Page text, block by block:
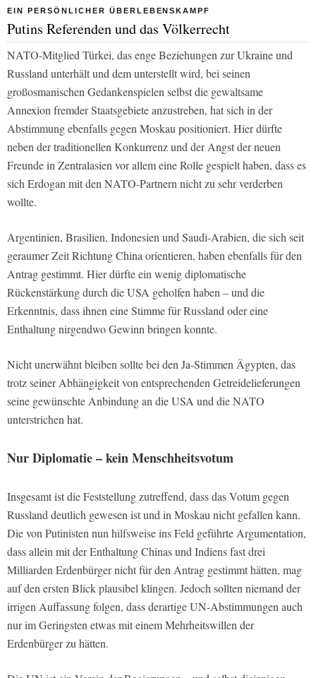
EIN PERSÖNLICHER ÜBERLEBENSKAMPF
Putins Referenden und das Völkerrecht
NATO-Mitglied Türkei, das enge Beziehungen zur Ukraine und
Russland unterhält und dem unterstellt wird, bei seinen
großosmanischen Gedankenspielen selbst die gewaltsame
Annexion fremder Staatsgebiete anzustreben, hat sich in der
Abstimmung ebenfalls gegen Moskau positioniert. Hier dürfte
neben der traditionellen Konkurrenz und der Angst der neuen
Freunde in Zentralasien vor allem eine Rolle gespielt haben, dass es
sich Erdogan mit den NATO-Partnern nicht zu sehr verderben
wollte.
Argentinien, Brasilien, Indonesien und Saudi-Arabien, die sich seit
geraumer Zeit Richtung China orientieren, haben ebenfalls für den
Antrag gestimmt. Hier dürfte ein wenig diplomatische
Rückenstärkung durch die USA geholfen haben – und die
Erkenntnis, dass ihnen eine Stimme für Russland oder eine
Enthaltung nirgendwo Gewinn bringen konnte.
Nicht unerwähnt bleiben sollte bei den Ja-Stimmen Ägypten, das
trotz seiner Abhängigkeit von entsprechenden Getreidelieferungen
seine gewünschte Anbindung an die USA und die NATO
unterstrichen hat.
Nur Diplomatie – kein Menschheitsvotum
Insgesamt ist die Feststellung zutreffend, dass das Votum gegen
Russland deutlich gewesen ist und in Moskau nicht gefallen kann.
Die von Putinisten nun hilfsweise ins Feld geführte Argumentation,
dass allein mit der Enthaltung Chinas und Indiens fast drei
Milliarden Erdenbürger nicht für den Antrag gestimmt hätten, mag
auf den ersten Blick plausibel klingen. Jedoch sollten niemand der
irrigen Auffassung folgen, dass derartige UN-Abstimmungen auch
nur im Geringsten etwas mit einem Mehrheitswillen der
Erdenbürger zu hätten.